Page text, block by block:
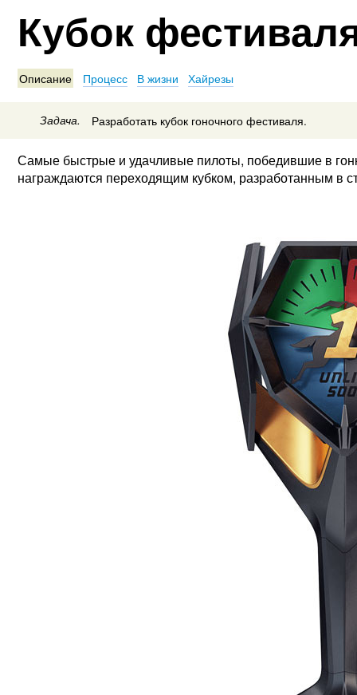
Кубок
Описание Процесс В жизни Хайрезы
Задача. Разработать кубок гоночного фестиваля.
Самые быстрые и удачливые пилоты, победившие в
награждаются переходящим кубком, разработанным в